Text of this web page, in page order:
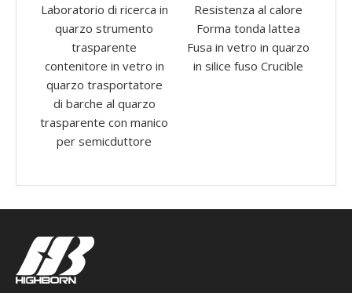
Resistenza al calore
Forma tonda lattea
Fusa in vetro in quarzo
in silice fuso Crucible
Resistenza al calore
Ricerca di laboratorio
personalizzato
Research Clear Quartz